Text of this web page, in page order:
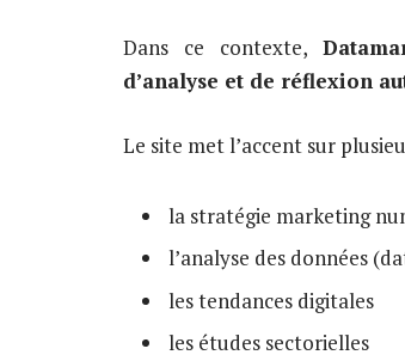
Dans ce contexte,
d’analyse et de réflexion
Le site met l’accent sur
la stratégie marketing
l’analyse des données
les tendances digitales
les études sectorielles